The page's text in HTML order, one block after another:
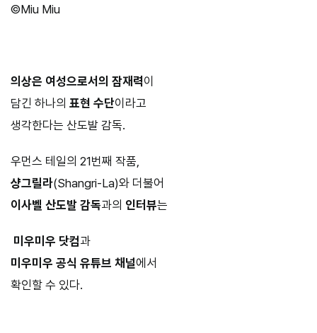
©Miu Miu
의상은 여성으로서의 잠재력이
담긴 하나의 표현 수단이라고
생각한다는 산도발 감독.
우먼스 테일의 21번째 작품,
샹그릴라(Shangri-La)와 더불어
이사벨 산도발 감독과의 인터뷰는
미우미우 닷컴과
미우미우 공식 유튜브 채널에서
확인할 수 있다.